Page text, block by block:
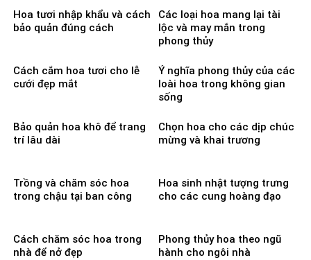
Hoa tươi nhập khẩu và cách
bảo quản đúng cách
Các loại hoa mang lại tài
lộc và may mắn trong
phong thủy
Cách cắm hoa tươi cho lễ
cưới đẹp mắt
Ý nghĩa phong thủy của các
loài hoa trong không gian
sống
Bảo quản hoa khô để trang
trí lâu dài
Chọn hoa cho các dịp chúc
mừng và khai trương
Trồng và chăm sóc hoa
trong chậu tại ban công
Hoa sinh nhật tượng trưng
cho các cung hoàng đạo
Cách chăm sóc hoa trong
nhà để nở đẹp
Phong thủy hoa theo ngũ
hành cho ngôi nhà